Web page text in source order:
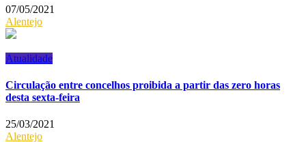
07/05/2021
Alentejo
Atualidade
Circulação entre concelhos proibida a partir das zero horas
desta sexta-feira
25/03/2021
Alentejo